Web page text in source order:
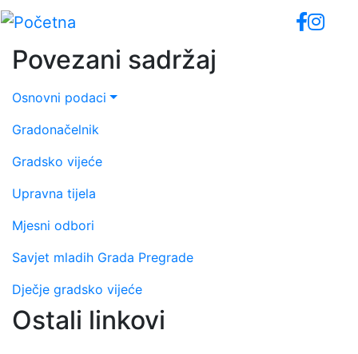
Skip
main
content
Povezani sadržaj
Osnovni podaci
Gradonačelnik
Gradsko vijeće
Upravna tijela
Mjesni odbori
Savjet mladih Grada Pregrade
Dječje gradsko vijeće
Ostali linkovi